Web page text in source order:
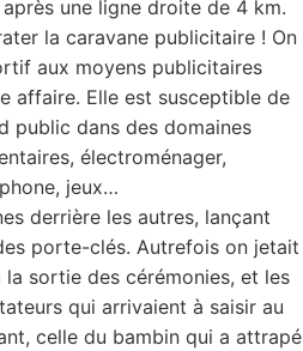
une ligne droite de 4 km.
la caravane publicitaire ! On
aux moyens publicitaires
affaire. Elle est susceptible de
public dans des domaines
électroménager,
jeux…
derrière les autres, lançant
porte-clés. Autrefois on jetait
sortie des cérémonies, et les
qui arrivaient à saisir au
celle du bambin qui a attrapé